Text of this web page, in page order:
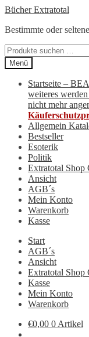
Zur
springen
Zum
springen
Bücher Extratotal
Bestimmte oder
Suchen
nach:
Menü
Startseite –
weiteres
nicht mehr
Allgemein
Bestseller
Esoterik
Politik
Extratotal Shop
Ansicht
AGB´s
Mein Konto
Warenkorb
Kasse
Start
AGB´s
Ansicht
Extratotal Shop
Kasse
Mein Konto
Warenkorb
€0,00 0 Artikel